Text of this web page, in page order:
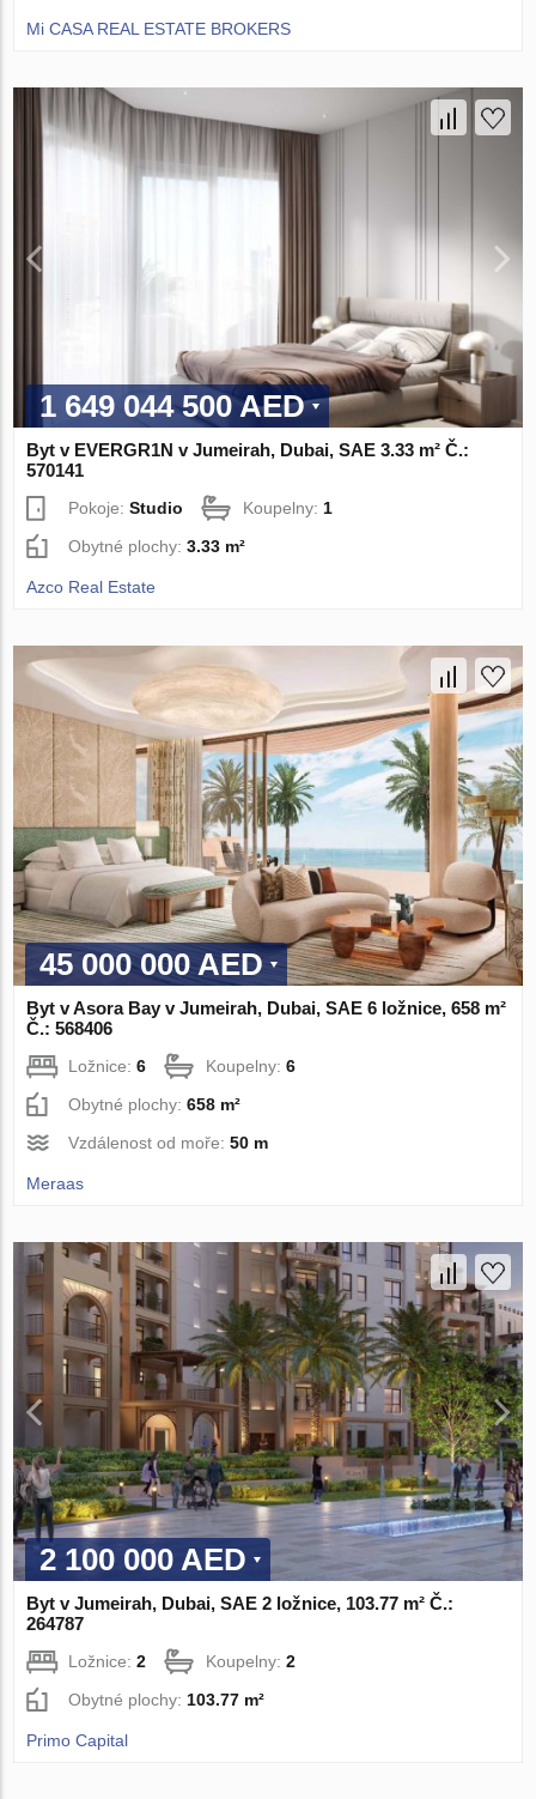
Mi CASA REAL ESTATE BROKERS
1 649 044 500 AED
Byt v EVERGR1N v Jumeirah, Dubai, SAE 3.33 m² Č.:
570141
Pokoje:Studio Koupelny: 1
Obytné plochy:3.33 m²
Azco Real Estate
45 000 000 AED
Byt v Asora Bay v Jumeirah, Dubai, SAE 6 ložnice, 658 m²
Č.: 568406
Ložnice:6 Koupelny:6
Obytné plochy:658 m²
Vzdálenost od moře:50 m
Meraas
2 100 000 AED
Byt v Jumeirah, Dubai, SAE 2 ložnice, 103.77 m² Č.:
264787
Ložnice:2 Koupelny:2
Obytné plochy:103.77 m²
Primo Capital